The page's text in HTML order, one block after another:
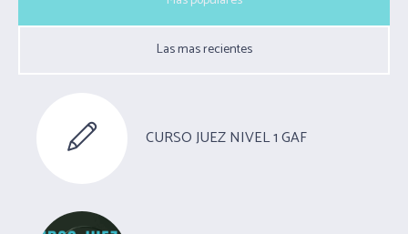
Las mas recientes
CURSO JUEZ NIVEL 1 GAF